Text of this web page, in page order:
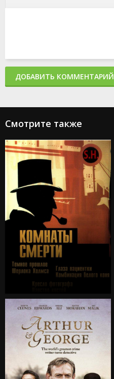
ДОБАВИТЬ КОММЕНТАРИЙ
Смотрите также